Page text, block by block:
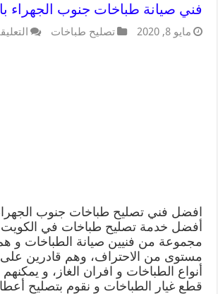
فني صيانة طباخات جنوب الجهراء
مايو 8, 2020 تصليح طباخات
افضل فني تصليح طباخات جنوب
أفضل خدمة تصليح طباخات في الكويت
مجموعة من فنيين صيانة الطباخات و
مستوى من الاحتراف، وهم قادرين على
أنواع الطباخات و افران الغاز، و
قطع غيار الطباخات و نقوم بتصليح